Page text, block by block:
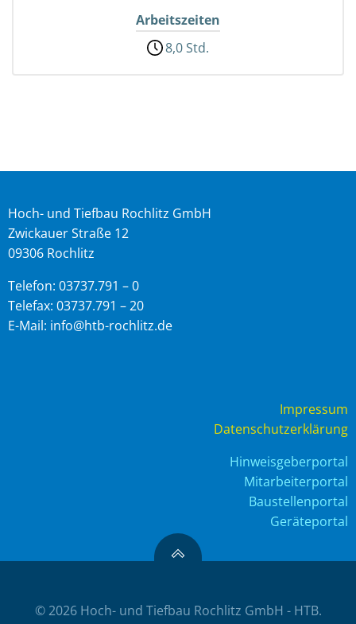
Arbeitszeiten
8,0 Std.
Hoch- und Tiefbau Rochlitz GmbH
Zwickauer Straße 12
09306 Rochlitz
Telefon: 03737.791 – 0
Telefax: 03737.791 – 20
E-Mail: info@htb-rochlitz.de
Impressum
Datenschutzerklärung
Hinweisgeberportal
Mitarbeiterportal
Baustellenportal
Geräteportal
© 2026 Hoch- und Tiefbau Rochlitz GmbH - HTB.